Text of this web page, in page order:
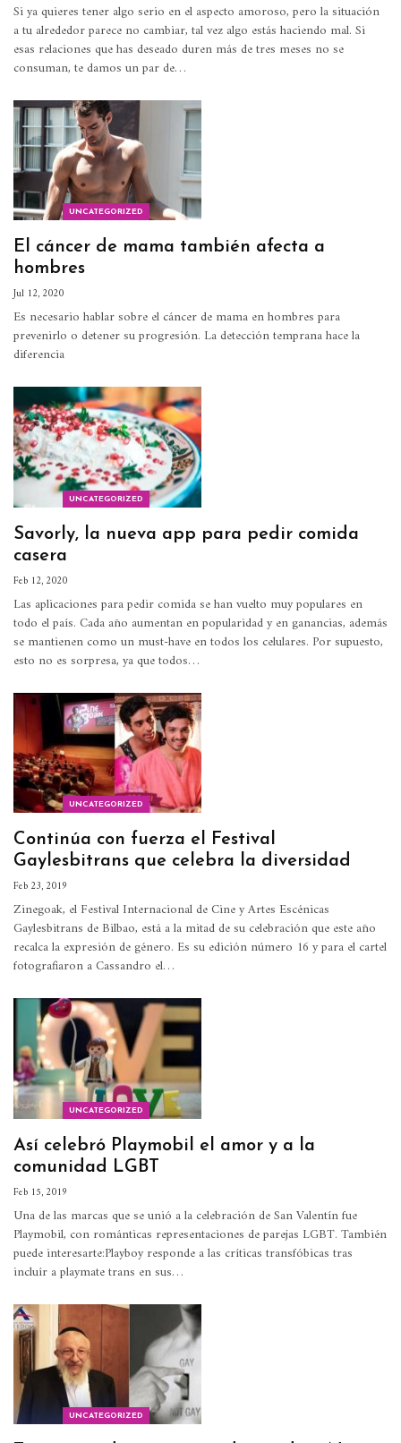
Si ya quieres tener algo serio en el aspecto amoroso, pero la situación
a tu alrededor parece no cambiar, tal vez algo estás haciendo mal. Si
esas relaciones que has deseado duren más de tres meses no se
consuman, te damos un par de…
UNCATEGORIZED
El cáncer de mama también afecta a
hombres
Jul 12, 2020
Es necesario hablar sobre el cáncer de mama en hombres para
prevenirlo o detener su progresión. La detección temprana hace la
diferencia
UNCATEGORIZED
Savorly, la nueva app para pedir comida
casera
Feb 12, 2020
Las aplicaciones para pedir comida se han vuelto muy populares en
todo el país. Cada año aumentan en popularidad y en ganancias, además
se mantienen como un must-have en todos los celulares. Por supuesto,
esto no es sorpresa, ya que todos…
UNCATEGORIZED
Continúa con fuerza el Festival
Gaylesbitrans que celebra la diversidad
Feb 23, 2019
Zinegoak, el Festival Internacional de Cine y Artes Escénicas
Gaylesbitrans de Bilbao, está a la mitad de su celebración que este año
recalca la expresión de género. Es su edición número 16 y para el cartel
fotografiaron a Cassandro el…
UNCATEGORIZED
Así celebró Playmobil el amor y a la
comunidad LGBT
Feb 15, 2019
Una de las marcas que se unió a la celebración de San Valentín fue
Playmobil, con románticas representaciones de parejas LGBT. También
puede interesarte:Playboy responde a las críticas transfóbicas tras
incluír a playmate trans en sus…
UNCATEGORIZED